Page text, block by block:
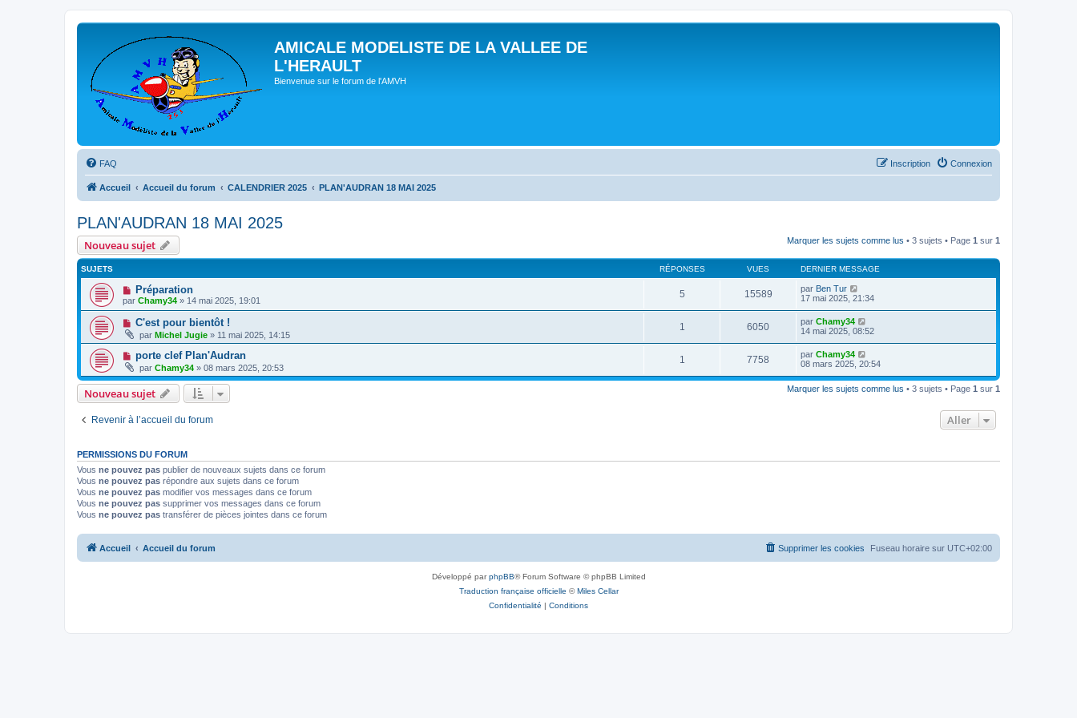
AMICALE MODELISTE DE LA VALLEE DE
L'HERAULT
Bienvenue sur le forum de l'AMVH
FAQ Connexion
Inscription
Accueil Accueil du forum CALENDRIER 2025 PLAN'AUDRAN 18 MAI 2025
PLAN'AUDRAN 18 MAI 2025
Nouveau sujet Marquer les sujets comme lus • 3 sujets • Page 1 sur 1
SUJETS RÉPONSES VUES DERNIER MESSAGE
Préparation
par Chamy34 » 14 mai 2025, 19:01
5 15589 par Ben Tur
17 mai 2025, 21:34
C'est pour bientôt !
par Michel Jugie » 11 mai 2025, 14:15
1 6050 par Chamy34
14 mai 2025, 08:52
porte clef Plan'Audran
par Chamy34 » 08 mars 2025, 20:53
1 7758 par Chamy34
08 mars 2025, 20:54
Nouveau sujet Marquer les sujets comme lus • 3 sujets • Page 1 sur 1
Revenir à l’accueil du forum Aller
PERMISSIONS DU FORUM
Vous ne pouvez pas publier de nouveaux sujets dans ce forum
Vous ne pouvez pas répondre aux sujets dans ce forum
Vous ne pouvez pas modifier vos messages dans ce forum
Vous ne pouvez pas supprimer vos messages dans ce forum
Vous ne pouvez pas transférer de pièces jointes dans ce forum
Accueil Accueil du forum Fuseau horaire sur UTC+02:00
Supprimer les cookies
Développé parphpBB® Forum Software © phpBB Limited
Traduction française officielle ©Miles Cellar
Confidentialité | Conditions